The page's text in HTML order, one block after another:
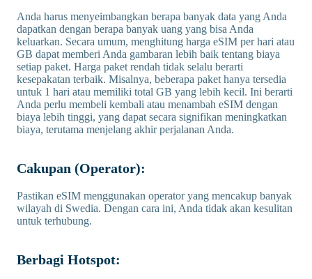
Anda harus menyeimbangkan berapa banyak data yang Anda
dapatkan dengan berapa banyak uang yang bisa Anda
keluarkan. Secara umum, menghitung harga eSIM per hari atau
GB dapat memberi Anda gambaran lebih baik tentang biaya
setiap paket. Harga paket rendah tidak selalu berarti
kesepakatan terbaik. Misalnya, beberapa paket hanya tersedia
untuk 1 hari atau memiliki total GB yang lebih kecil. Ini berarti
Anda perlu membeli kembali atau menambah eSIM dengan
biaya lebih tinggi, yang dapat secara signifikan meningkatkan
biaya, terutama menjelang akhir perjalanan Anda.
Cakupan (Operator):
Pastikan eSIM menggunakan operator yang mencakup banyak
wilayah di Swedia. Dengan cara ini, Anda tidak akan kesulitan
untuk terhubung.
Berbagi Hotspot: